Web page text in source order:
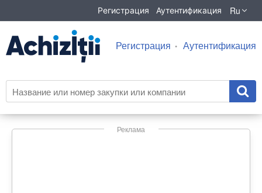
Регистрация Аутентификация Ru
Регистрация Аутентификация
Реклама